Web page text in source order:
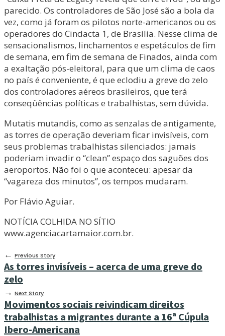
parecido. Os controladores de São José são a bola da
vez, como já foram os pilotos norte-americanos ou os
operadores do Cindacta 1, de Brasília. Nesse clima de
sensacionalismos, linchamentos e espetáculos de fim
de semana, em fim de semana de Finados, ainda com
a exaltação pós-eleitoral, para que um clima de caos
no país é conveniente, é que eclodiu a greve do zelo
dos controladores aéreos brasileiros, que terá
conseqüências políticas e trabalhistas, sem dúvida.
Mutatis mutandis, como as senzalas de antigamente,
as torres de operação deveriam ficar invisíveis, com
seus problemas trabalhistas silenciados: jamais
poderiam invadir o “clean” espaço dos saguões dos
aeroportos. Não foi o que aconteceu: apesar da
“vagareza dos minutos”, os tempos mudaram.
Por Flávio Aguiar.
NOTÍCIA COLHIDA NO SÍTIO
www.agenciacartamaior.com.br.
← Previous Story
As torres invisíveis – acerca de uma greve do
zelo
→ Next Story
Movimentos sociais reivindicam direitos
trabalhistas a migrantes durante a 16ª Cúpula
Ibero-Americana